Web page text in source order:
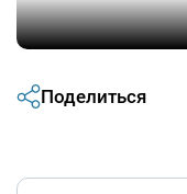
Поделиться